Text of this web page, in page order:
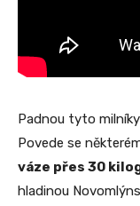
Padnou tyto
Povede se
váze přes 30
hladinou